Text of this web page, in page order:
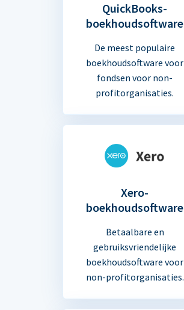
QuickBooks-
boekhoudsoftware
De meest populaire
boekhoudsoftware voor
fondsen voor non-
profitorganisaties.
Xero-
boekhoudsoftware
Betaalbare en
gebruiksvriendelijke
boekhoudsoftware voor
non-profitorganisaties.